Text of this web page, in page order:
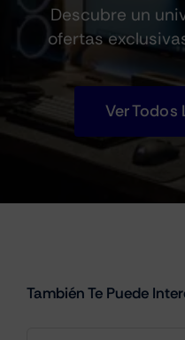
Descubre un
ofertas
Ver
También Te Puede